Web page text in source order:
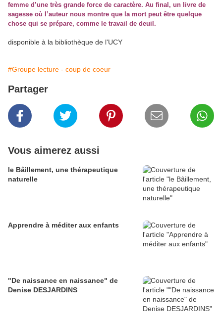
femme d’une très grande force de caractère. Au final, un livre de
sagesse où l’auteur nous montre que la mort peut être quelque
chose qui se prépare, comme le travail de deuil.
disponible à la bibliothèque de l'UCY
#Groupe lecture - coup de coeur
Partager
Vous aimerez aussi
le Bâillement, une thérapeutique
naturelle
Apprendre à méditer aux enfants
"De naissance en naissance" de
Denise DESJARDINS